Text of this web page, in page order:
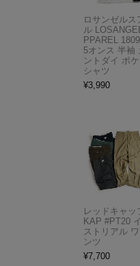
ロサンゼルス
ル
PPAREL
5オンス 半袖
ントダイ ポ
シャツ
¥3,990
レッドキャッ
KAP #PT20
ストリアル
ンツ
¥7,700